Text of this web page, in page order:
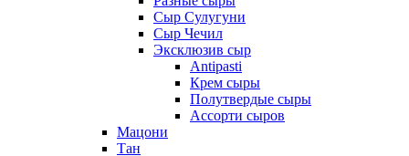
Сыр Сулугуни
Сыр Чечил
Эксклюзив сыр
Antipasti
Крем сыры
Полутвердые сыры
Ассорти сыров
Мацони
Тан